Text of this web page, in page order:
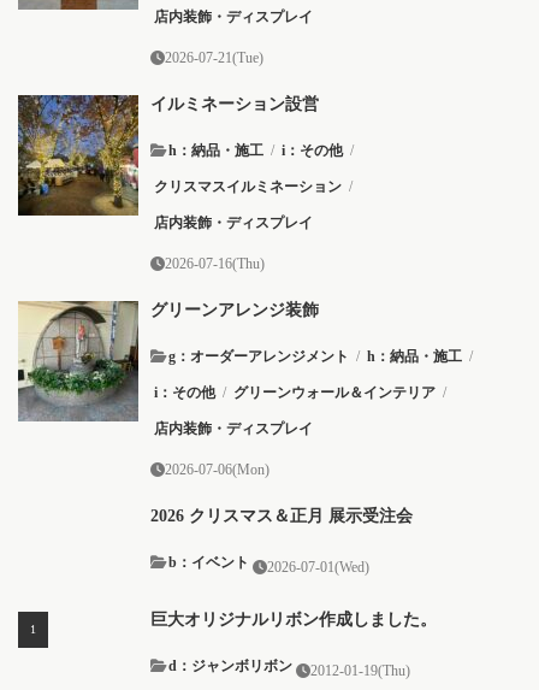
店内装飾・ディスプレイ
2026-07-21(Tue)
イルミネーション設営
h：納品・施工 / i：その他 /
クリスマスイルミネーション /
店内装飾・ディスプレイ
2026-07-16(Thu)
グリーンアレンジ装飾
g：オーダーアレンジメント / h：納品・施工 /
i：その他 / グリーンウォール＆インテリア /
店内装飾・ディスプレイ
2026-07-06(Mon)
2026 クリスマス＆正月 展示受注会
b：イベント 2026-07-01(Wed)
巨大オリジナルリボン作成しました。
2012-01-19(Thu)
d：ジャンボリボン